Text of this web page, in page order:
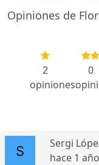
Opiniones de
2
opiniones
0
Sergi
hace 1